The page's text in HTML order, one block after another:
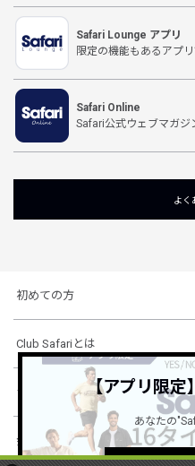
Safari Lounge アプリ
限定の機能もあるアプ
Safari Online
Safari公式ウェブマガジ
よく
初めての方
Club Safariとは
ショッピングガイド
会社概要・規約
【アプリ限定
あなたの